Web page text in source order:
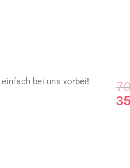
bei uns vorbei!